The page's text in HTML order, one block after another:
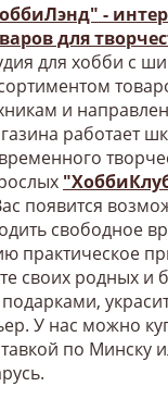
-
для
для хобби с
и
работает
появится
свободное
практическое
своих родных и
У нас можно
по Минску